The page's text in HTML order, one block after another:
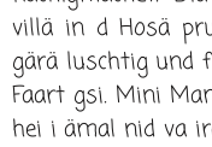
villä in d Hosä
gärä luschtig und
Faart gsi. Mini
hei i ämal nid va